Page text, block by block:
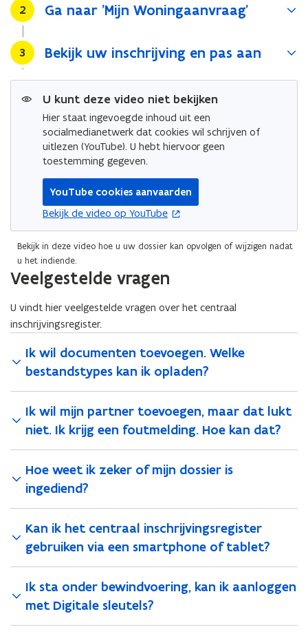
Stap
2 Ga naar 'Mijn Woningaanvraag'
Stap
3 Bekijk uw inschrijving en pas aan
U kunt deze video niet bekijken
Hier staat ingevoegde inhoud uit een
socialmedianetwerk dat cookies wil schrijven of
uitlezen (YouTube). U hebt hiervoor geen
toestemming gegeven.
YouTube cookies aanvaarden
Bekijk de video op YouTube
opent in nieuw venster
Bekijk in deze video hoe u uw dossier kan opvolgen of wijzigen nadat
u het indiende.
Veelgestelde vragen
U vindt hier veelgestelde vragen over het centraal
inschrijvingsregister.
Ik wil documenten toevoegen. Welke
bestandstypes kan ik opladen?
Ik wil mijn partner toevoegen, maar dat lukt
niet. Ik krijg een foutmelding. Hoe kan dat?
Hoe weet ik zeker of mijn dossier is
ingediend?
Kan ik het centraal inschrijvingsregister
gebruiken via een smartphone of tablet?
Ik sta onder bewindvoering, kan ik aanloggen
met Digitale sleutels?